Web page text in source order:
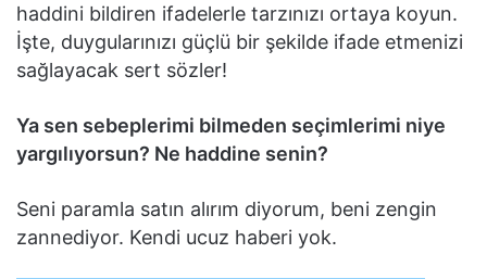
haddini bildiren ifadelerle tarzınızı ortaya koyun.
İşte, duygularınızı güçlü bir şekilde ifade etmenizi
sağlayacak sert sözler!
Ya sen sebeplerimi bilmeden seçimlerimi niye
yargılıyorsun? Ne haddine senin?
Seni paramla satın alırım diyorum, beni zengin
zannediyor. Kendi ucuz haberi yok.